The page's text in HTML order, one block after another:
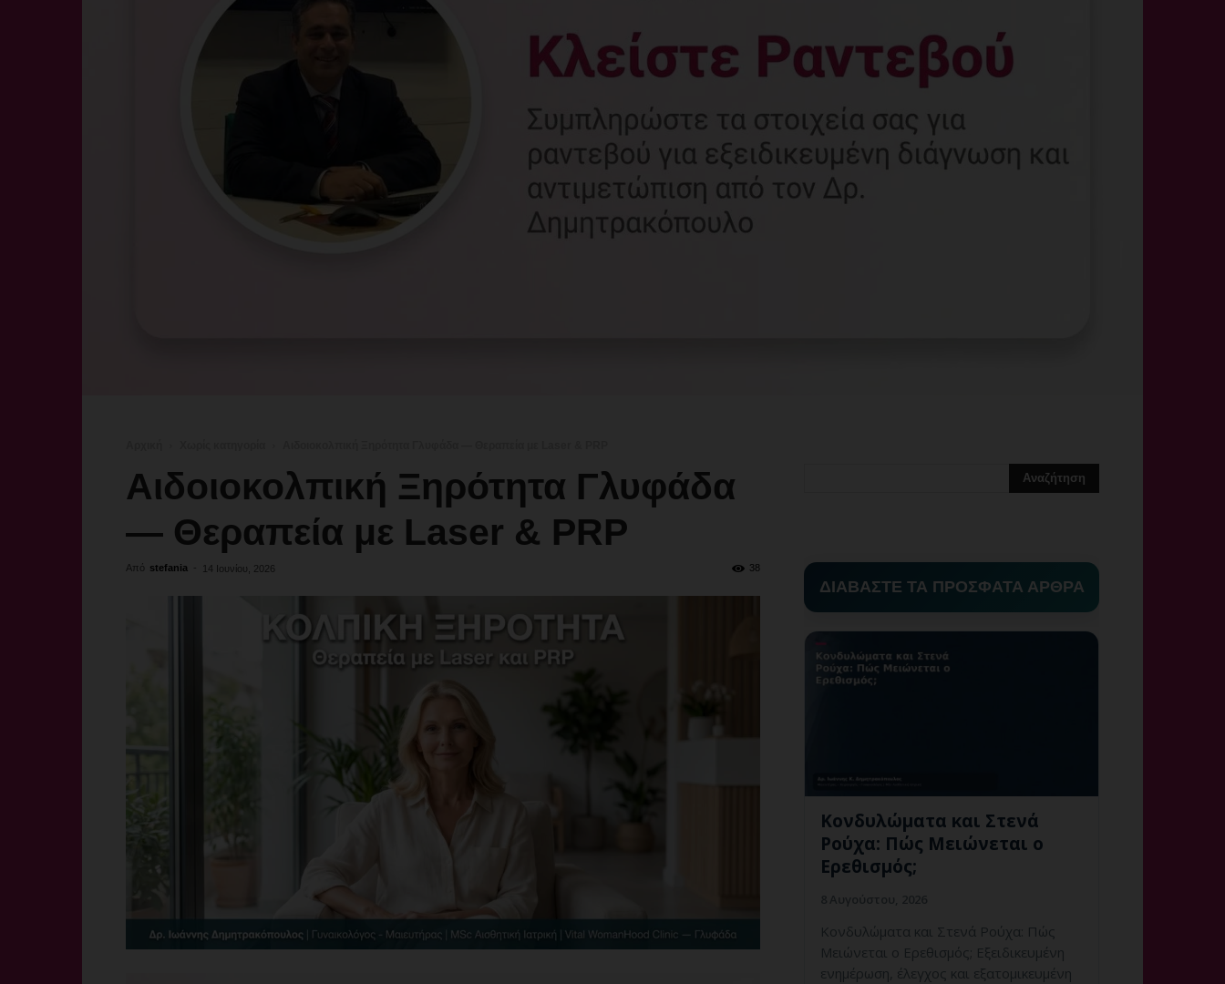
Γυναικολόγος
Γλυφάδα
Αιδοιοκολπική Ξηρότητα Γλυφάδα
— Θεραπεία με Laser & PRP
Από stefania - 14 Ιουνίου, 2026 38
ΔΙΑΒΑΣΤΕ ΤΑ ΠΡΟΣΦΑΤΑ ΑΡΘΡΑ
Κονδυλώματα και Στενά
Ρούχα: Πώς Μειώνεται ο
Ερεθισμός;
Κονδυλώματα και Στενά Ρούχα: Πώς
Μειώνεται ο Ερεθισμός; Εξειδικευμένη
ενημέρωση, έλεγχος και εξατομικευμένη